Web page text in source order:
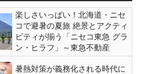
楽しさいっぱい！北海道・ニセ
コで避暑の夏旅 絶景とアクティ
ビティが揃う「ニセコ東急 グラ
ン・ヒラフ」～東急不動産
暑熱対策が義務化される時代に